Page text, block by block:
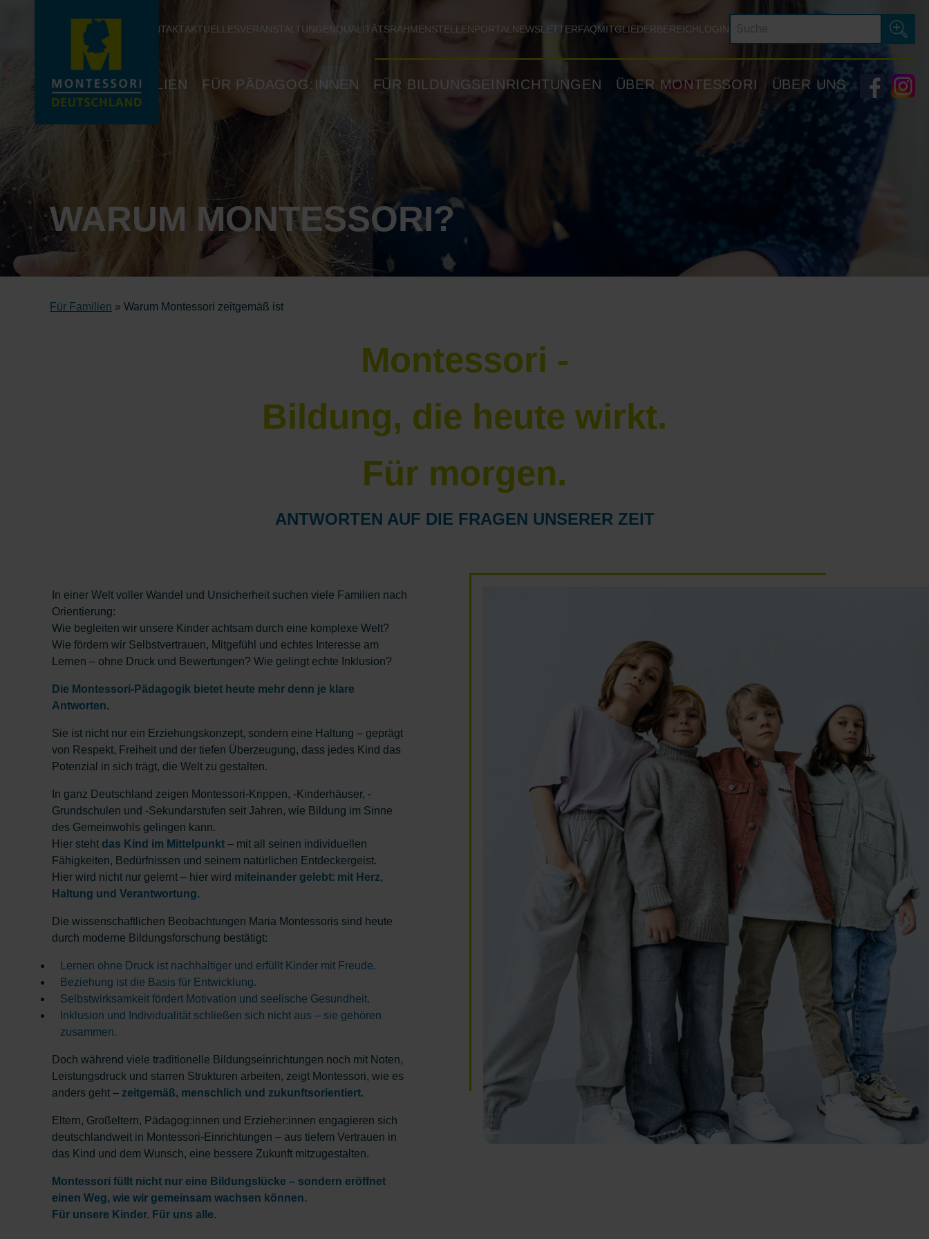
KONTAKTAKTUELLESVERANSTALTUNGENQUALITÄTSRAHMENSTELLENPORTAL NEWSLETTERFAQMITGLIEDERBEREICHLOGIN
FÜR FAMILIEN FÜR PÄDAGOG:INNEN FÜR BILDUNGSEINRICHTUNGEN ÜBER MONTESSORI ÜBER UNS
WARUM MONTESSORI?
Für Familien » Warum Montessori zeitgemäß ist
Montessori -
Bildung, die heute wirkt.
Für morgen.
ANTWORTEN AUF DIE FRAGEN UNSERER ZEIT
In einer Welt voller Wandel und Unsicherheit suchen viele Familien nach
Orientierung:
Wie begleiten wir unsere Kinder achtsam durch eine komplexe Welt?
Wie fördern wir Selbstvertrauen, Mitgefühl und echtes Interesse am
Lernen – ohne Druck und Bewertungen? Wie gelingt echte Inklusion?
Die Montessori-Pädagogik bietet heute mehr denn je klare
Antworten.
Sie ist nicht nur ein Erziehungskonzept, sondern eine Haltung – geprägt
von Respekt, Freiheit und der tiefen Überzeugung, dass jedes Kind das
Potenzial in sich trägt, die Welt zu gestalten.
In ganz Deutschland zeigen Montessori-Krippen, -Kinderhäuser, -
Grundschulen und -Sekundarstufen seit Jahren, wie Bildung im Sinne
des Gemeinwohls gelingen kann.
Hier steht das Kind im Mittelpunkt – mit all seinen individuellen
Fähigkeiten, Bedürfnissen und seinem natürlichen Entdeckergeist.
Hier wird nicht nur gelernt – hier wird miteinander gelebt: mit Herz,
Haltung und Verantwortung.
Die wissenschaftlichen Beobachtungen Maria Montessoris sind heute
durch moderne Bildungsforschung bestätigt:
Lernen ohne Druck ist nachhaltiger und erfüllt Kinder mit Freude.
Beziehung ist die Basis für Entwicklung.
Selbstwirksamkeit fördert Motivation und seelische Gesundheit.
Inklusion und Individualität schließen sich nicht aus – sie gehören
zusammen.
Doch während viele traditionelle Bildungseinrichtungen noch mit Noten,
Leistungsdruck und starren Strukturen arbeiten, zeigt Montessori, wie es
anders geht – zeitgemäß, menschlich und zukunftsorientiert.
Eltern, Großeltern, Pädagog:innen und Erzieher:innen engagieren sich
deutschlandweit in Montessori-Einrichtungen – aus tiefem Vertrauen in
das Kind und dem Wunsch, eine bessere Zukunft mitzugestalten.
Montessori füllt nicht nur eine Bildungslücke – sondern eröffnet
einen Weg, wie wir gemeinsam wachsen können.
Für unsere Kinder. Für uns alle.